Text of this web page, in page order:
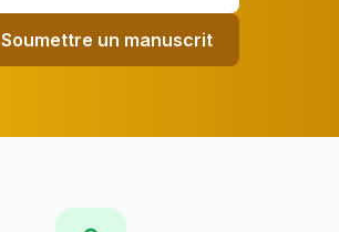
Soumettre un manuscrit